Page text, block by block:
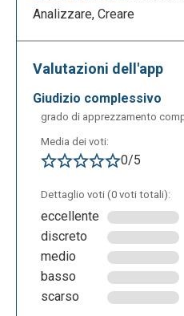
ritrovato nella sezione
visualizzare, modificare o
Analizzare, Creare
Valutazioni dell'app
giudizio complessivo
grado di apprezzamento
Media dei voti:
0/5
Dettaglio voti (0 voti totali):
eccellente
discreto
medio
basso
scarso